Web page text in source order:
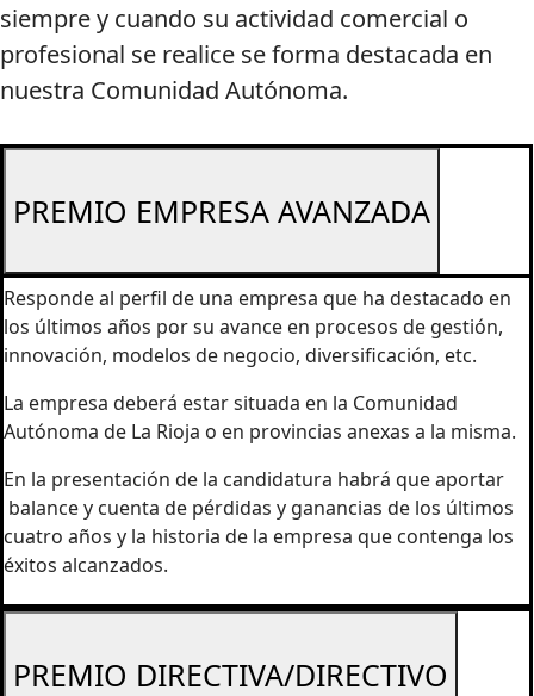
siempre y cuando su actividad comercial o
profesional se realice se forma destacada en
nuestra Comunidad Autónoma.
PREMIO EMPRESA AVANZADA
Responde al perfil de una empresa que ha destacado en
los últimos años por su avance en procesos de gestión,
innovación, modelos de negocio, diversificación, etc.
La empresa deberá estar situada en la Comunidad
Autónoma de La Rioja o en provincias anexas a la misma.
En la presentación de la candidatura habrá que aportar
balance y cuenta de pérdidas y ganancias de los últimos
cuatro años y la historia de la empresa que contenga los
éxitos alcanzados.
PREMIO DIRECTIVA/DIRECTIVO